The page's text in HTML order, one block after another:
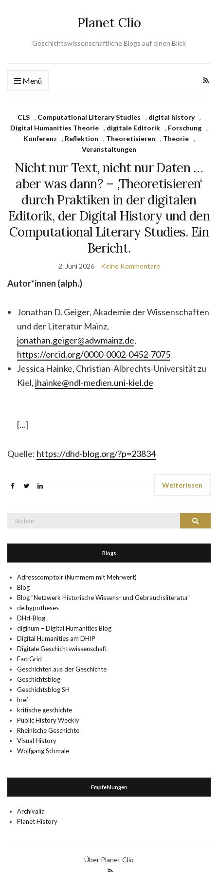
Planet Clio
Geschichtswissenschaftliche Blogs auf einen Blick
Menü
CLS , Computational Literary Studies , digital history
,
Digital Humanities Theorie , digitale Editorik , Forschung ,
Konferenz
, Reflektion , Theoretisieren , Theorie
,
Veranstaltungen
Nicht nur Text, nicht nur Daten …
aber was dann? – ‚Theoretisieren‘
durch Praktiken in der digitalen
Editorik, der Digital History und den
Computational Literary Studies. Ein
Bericht.
2. Juni 2026 Keine Kommentare
Autor*innen (alph.)
Jonathan D. Geiger, Akademie der Wissenschaften
und der Literatur Mainz,
jonathan.geiger@adwmainz.de,
https://orcid.org/0000-0002-0452-7075
Jessica Hainke, Christian-Albrechts-Universität zu
Kiel,jhainke@ndl-medien.uni-kiel.de
[...]
Quelle: https://dhd-blog.org/?p=23834
Weiterlesen
Suchen
Blogs
Adresscomptoir (Nummern mit Mehrwert)
Blog
Blog "Netzwerk Historische Wissens- und Gebrauchsliteratur"
de.hypotheses
DHd-Blog
digihum – Digital Humanities Blog
Digital Humanities am DHIP
Digitale Geschichtswissenschaft
FactGrid
Geschichten aus der Geschichte
Geschichtsblog
Geschichtsblog SH
href
kritische geschichte
Public History Weekly
Rheinische Geschichte
Visual History
Wolfgang Schmale
Empfehlungen
Archivalia
Planet History
Über Planet Clio